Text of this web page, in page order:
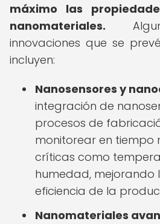
máximo las
nanomateriales.
innovaciones que se
incluyen:
Nanosensores y
integración de
procesos de
monitorear en tiempo
críticas como
humedad, mejorando
eficiencia de la
Nanomateriales